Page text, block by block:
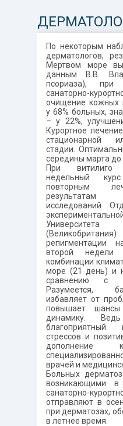
По некоторым
дерматологов,
Мертвом море
данным В.В.
псориаза), при
санаторно-
очищение кожных
у 68% больных,
– у 22%,
Курортное
стационарной
стадии.
середины марта до
При витилиго
недельный
повторным
результатам
исследований
репигментации
второй
комбинации
море (21 день) и
сравнению с
Разумеется,
избавляет от
повышает
динамику.
благоприятный
стрессов и
врачей и
Больных
возникающими
санаторно-
отправляют в
при дерматозах,
в летнее время.